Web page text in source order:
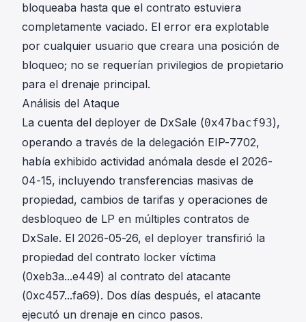
bloqueaba hasta que el contrato estuviera
completamente vaciado. El error era explotable
por cualquier usuario que creara una posición de
bloqueo; no se requerían privilegios de propietario
para el drenaje principal.
Análisis del Ataque
La cuenta del deployer de DxSale (0x47bacf93),
operando a través de la delegación EIP-7702,
había exhibido actividad anómala desde el 2026-
04-15, incluyendo transferencias masivas de
propiedad, cambios de tarifas y operaciones de
desbloqueo de LP en múltiples contratos de
DxSale. El 2026-05-26, el deployer transfirió la
propiedad del contrato locker víctima
(0xeb3a...e449) al contrato del atacante
(0xc457...fa69). Dos días después, el atacante
ejecutó un drenaje en cinco pasos.